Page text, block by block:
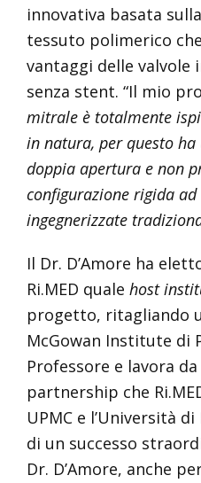
innovativa basata
tessuto polimerico
vantaggi delle valvole
senza stent. “Il mio
mitrale è totalmente
in natura, per questo
doppia apertura e non
configurazione rigida
ingegnerizzate
Il Dr. D’Amore ha
Ri.MED quale host
progetto, ritagliando
McGowan Institute di
Professore e lavora
partnership che
UPMC e l’Università
di un successo
Dr. D’Amore, anche